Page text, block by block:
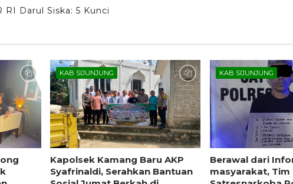
Darul Siska: 5 Kunci
KAB SIJUNJUNG
Kapolsek Kamang Baru AKP
Syafrinaldi, Serahkan Bantuan
KAB SIJUNJUNG
Berawal dari
masyarakat, Tim